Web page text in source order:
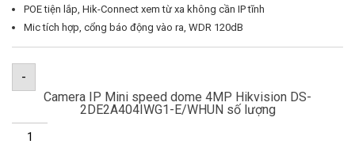
POE tiện lắp, Hik-Connect xem từ xa không cần IP tĩnh
Mic tích hợp, cổng báo động vào ra, WDR 120dB
-
Camera IP Mini speed dome 4MP Hikvision DS-
2DE2A404IWG1-E/WHUN số lượng